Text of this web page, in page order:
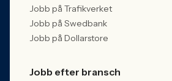
Jobb på Trafikverket
Jobb på Swedbank
Jobb på Dollarstore
Jobb efter bransch